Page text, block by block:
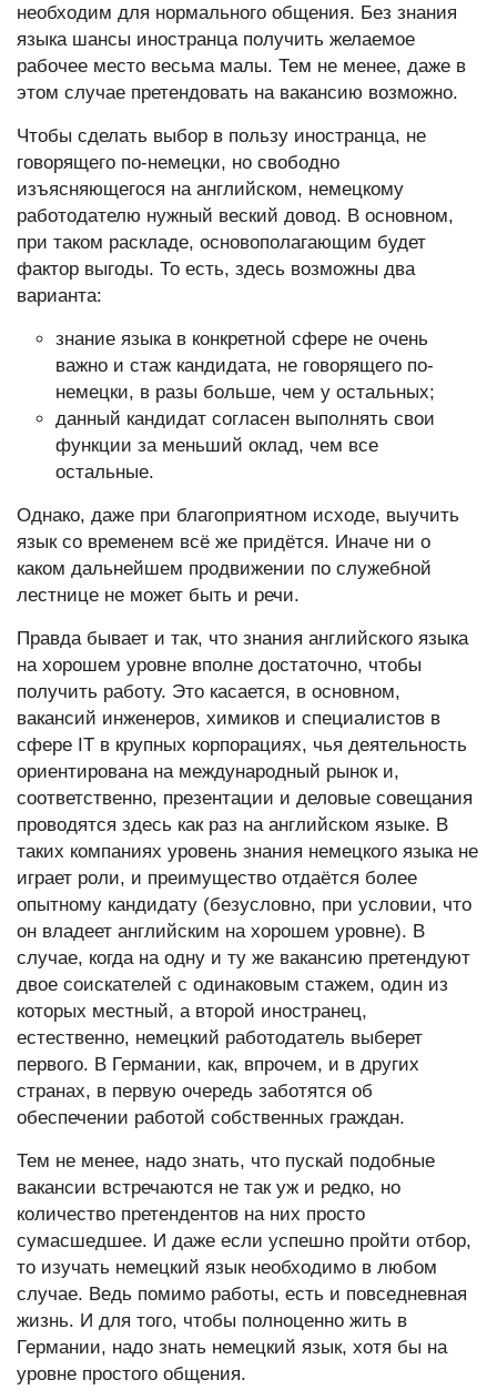
необходим для нормального общения. Без знания
языка шансы иностранца получить желаемое
рабочее место весьма малы. Тем не менее, даже в
этом случае претендовать на вакансию возможно.
Чтобы сделать выбор в пользу иностранца, не
говорящего по-немецки, но свободно
изъясняющегося на английском, немецкому
работодателю нужный веский довод. В основном,
при таком раскладе, основополагающим будет
фактор выгоды. То есть, здесь возможны два
варианта:
знание языка в конкретной сфере не очень
важно и стаж кандидата, не говорящего по-
немецки, в разы больше, чем у остальных;
данный кандидат согласен выполнять свои
функции за меньший оклад, чем все
остальные.
Однако, даже при благоприятном исходе, выучить
язык со временем всё же придётся. Иначе ни о
каком дальнейшем продвижении по служебной
лестнице не может быть и речи.
Правда бывает и так, что знания английского языка
на хорошем уровне вполне достаточно, чтобы
получить работу. Это касается, в основном,
вакансий инженеров, химиков и специалистов в
сфере IT в крупных корпорациях, чья деятельность
ориентирована на международный рынок и,
соответственно, презентации и деловые совещания
проводятся здесь как раз на английском языке. В
таких компаниях уровень знания немецкого языка не
играет роли, и преимущество отдаётся более
опытному кандидату (безусловно, при условии, что
он владеет английским на хорошем уровне). В
случае, когда на одну и ту же вакансию претендуют
двое соискателей с одинаковым стажем, один из
которых местный, а второй иностранец,
естественно, немецкий работодатель выберет
первого. В Германии, как, впрочем, и в других
странах, в первую очередь заботятся об
обеспечении работой собственных граждан.
Тем не менее, надо знать, что пускай подобные
вакансии встречаются не так уж и редко, но
количество претендентов на них просто
сумасшедшее. И даже если успешно пройти отбор,
то изучать немецкий язык необходимо в любом
случае. Ведь помимо работы, есть и повседневная
жизнь. И для того, чтобы полноценно жить в
Германии, надо знать немецкий язык, хотя бы на
уровне простого общения.